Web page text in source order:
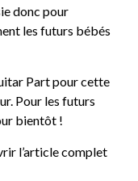
donc pour
les futurs bébés
Part pour cette
Pour les futurs
bientôt !
l’article complet